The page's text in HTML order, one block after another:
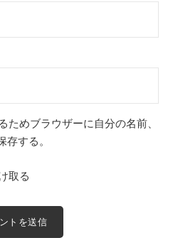
ためブラウザーに自分の名前、
する。
取る